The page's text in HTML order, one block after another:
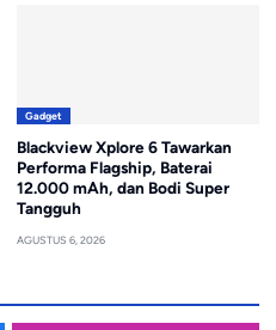
Gadget
Blackview Xplore 6 Tawarkan
Performa Flagship, Baterai
12.000 mAh, dan Bodi Super
Tangguh
AGUSTUS 6, 2026